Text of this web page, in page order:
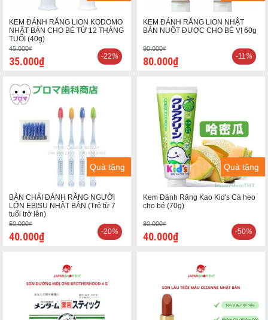
KEM ĐÁNH RĂNG LION KODOMO
NHẬT BẢN CHO BÉ TỪ 12 THÁNG
TUỔI (40g)
45.000₫
35.000₫ -22%
KEM ĐÁNH RĂNG LION NHẬT
BẢN NUỐT ĐƯỢC CHO BÉ VỊ 60g
90.000₫
80.000₫ -11%
Quà tặng
BÀN CHẢI ĐÁNH RĂNG NGƯỜI
LỚN EBISU NHẬT BẢN (Trẻ từ 7
tuổi trở lên)
50.000₫
40.000₫ -20%
Quà tặng
Kem Đánh Răng Kao Kid's Cá heo
cho bé (70g)
80.000₫
40.000₫ -50%